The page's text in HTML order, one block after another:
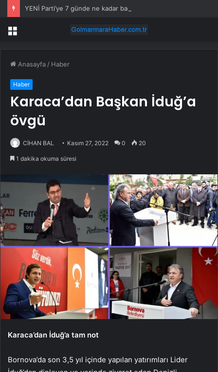
Menü
Anasayfa / Haber
Haber
Karaca’dan Başkan İduğ’a
övgü
CİHAN BAL Kasım 27, 2022 0 20
1 dakika okuma süresi
Karaca’dan İduğ’a tam not
Bornova’da son 3,5 yıl içinde yapılan yatırımları Lider